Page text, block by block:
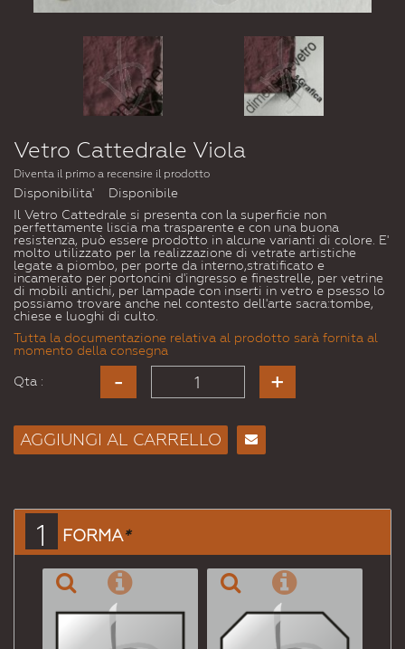
Vetro Cattedrale Viola
Diventa il primo a recensire il prodotto
Disponibilita'
Disponibile
Il Vetro Cattedrale si presenta con la superficie non
perfettamente liscia ma trasparente e con una buona
resistenza, può essere prodotto in alcune varianti di colore. E'
molto utilizzato per la realizzazione di vetrate artistiche
legate a piombo, per porte da interno,stratificato e
incamerato per portoncini d'ingresso e finestrelle, per vetrine
di mobili antichi, per lampade con inserti in vetro e psesso lo
possiamo trovare anche nel contesto dell'arte sacra:tombe,
chiese e luoghi di culto.
Tutta la documentazione relativa al prodotto sarà fornita al
momento della consegna
Qta :
AGGIUNGI AL CARRELLO
1 FORMA*